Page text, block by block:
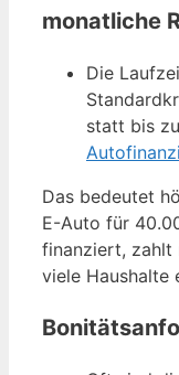
monatliche
Die
statt bis
Das bedeutet
E-Auto für
finanziert, zahlt
viele Haushalte